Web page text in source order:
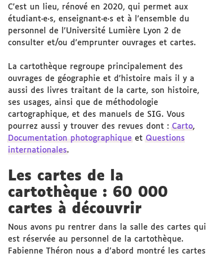
C’est un lieu, rénové en 2020, qui permet aux
étudiant·e·s, enseignant·e·s et à l’ensemble du
personnel de l'Université Lumière Lyon 2 de
consulter et/ou d’emprunter ouvrages et cartes.
La cartothèque regroupe principalement des
ouvrages de géographie et d’histoire mais il y a
aussi des livres traitant de la carte, son histoire,
ses usages, ainsi que de méthodologie
cartographique, et des manuels de SIG. Vous
pourrez aussi y trouver des revues dont : Carto,
Documentation photographique et Questions
internationales.
Les cartes de la
cartothèque : 60 000
cartes à découvrir
Nous avons pu rentrer dans la salle des cartes qui
est réservée au personnel de la cartothèque.
Fabienne Théron nous a d’abord montré les cartes